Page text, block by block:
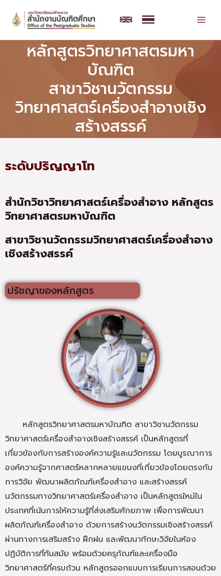
content
หลักสูตรวิทยาศาสตรมหา
บัณฑิต
สาขาวิชานวัตกรรม
วิทยาศาสตร์เครื่องสำอางเชิง
สร้างสรรค์
ระดับปริญญาโท
สำนักวิชาวิทยาศาสตร์เครื่องสำอาง หลักสูตร
วิทยาศาสตรมหาบัณฑิต
สาขาวิชานวัตกรรมวิทยาศาสตร์เครื่องสำอาง
เชิงสร้างสรรค์
ปรัชญาของหลักสูตร
หลักสูตรวิทยาศาสตรมหาบัณฑิต สาขาวิชานวัตกรรม
วิทยาศาสตร์เครื่องสำอางเชิงสร้างสรรค์ เป็นหลักสูตรที่
เกี่ยวข้องกับการสร้างองค์ความรู้และนวัตกรรม โดยบูรณาการ
องค์ความรู้จากศาสตร์หลากหลายแขนงที่เกี่ยวข้องโดยตรงกับ
การวิจัย พัฒนาผลิตภัณฑ์เครื่องสำอาง และสร้างสรรค์
นวัตกรรมทางวิทยาศาสตร์เครื่องสำอาง เป็นหลักสูตรใหม่ใน
ประเทศที่เน้นการให้ความรู้ที่ส่งเสริมศักยภาพ เพื่อการพัฒนา
ผลิตภัณฑ์เครื่องสำอาง ด้วยการสร้างนวัตกรรมเชิงสร้างสรรค์
ผ่านทางการเสริมสร้าง ฝึกฝน และพัฒนาทักษะวิจัยในห้อง
ปฏิบัติการที่ทันสมัย พร้อมด้วยครุภัณฑ์และเครื่องมือ
วิทยาศาสตร์ที่ครบถ้วน หลักสูตรออกแบบการเรียนการสอนด้วย